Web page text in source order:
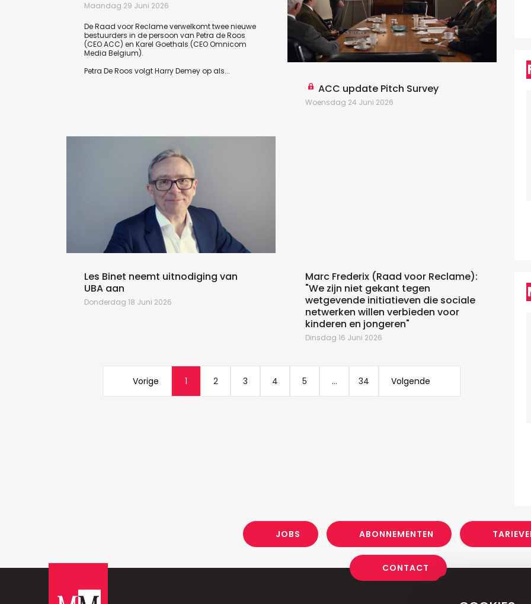
Maandag 29 Juni 2026
De Raad voor Reclame verwelkomt twee nieuwe
bestuurders in de persoon van Petra de Roos
(CEO ACC) en Karel Goethals (CEO Omnicom
Media Belgium).
Petra De Roos volgt Harry Demey op als...
ACC update Pitch Survey
Woensdag 24 Juni 2026
Les Binet neemt uitnodiging van
UBA aan
Donderdag 18 Juni 2026
Marc Frederix (Raad voor Reclame):
"We zijn niet gekant tegen
wetgevende initiatieven die sociale
netwerken willen verbieden voor
kinderen en jongeren"
Dinsdag 16 Juni 2026
Vorige 1 2 3 4 5 ... 34 Volgende
JOBS ABONNEMENTEN
CONTACT